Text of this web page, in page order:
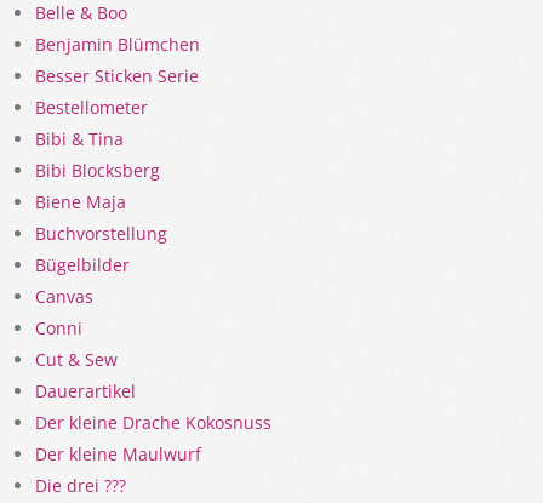
Belle & Boo
Benjamin Blümchen
Besser Sticken Serie
Bestellometer
Bibi & Tina
Bibi Blocksberg
Biene Maja
Buchvorstellung
Bügelbilder
Canvas
Conni
Cut & Sew
Dauerartikel
Der kleine Drache Kokosnuss
Der kleine Maulwurf
Die drei ???